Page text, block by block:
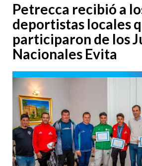
Petrecca recibió a
deportistas locales
participaron de los
Nacionales Evita